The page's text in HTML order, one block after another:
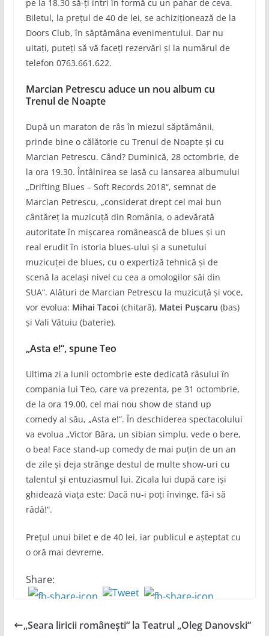
pe la 18.30 să-ți intri în formă cu un pahar de ceva.
Biletul, la prețul de 40 de lei, se achiziționează de la
Doors Club, în săptămâna evenimentului. Dar nu
uitați, puteți să vă faceți rezervări și la numărul de
telefon 0763.661.622.
Marcian Petrescu aduce un nou album cu
Trenul de Noapte
După un maraton de râs în miezul săptămânii,
prinde bine o călătorie cu Trenul de Noapte și cu
Marcian Petrescu. Când? Duminică, 28 octombrie, de
la ora 19.30. Întâlnirea se lasă cu lansarea albumului
„Drifting Blues – Soft Records 2018“, semnat de
Marcian Petrescu, „considerat drept cel mai bun
cântăreț la muzicuță din România, o adevărată
autoritate în mișcarea românească de blues și un
real erudit în istoria blues-ului și a sunetului
muzicuței de blues, cu o expertiză tehnică și de
scenă la același nivel cu cea a omologilor săi din
SUA“. Alături de Marcian Petrescu la muzicuță și voce,
vor evolua: Mihai Tacoi (chitară), Matei Pușcaru (bas)
și Vali Vătuiu (baterie).
„Asta e!“, spune Teo
Ultima zi a lunii octombrie este dedicată râsului în
compania lui Teo, care va prezenta, pe 31 octombrie,
de la ora 19.00, cel mai nou show de stand up
comedy al său, „Asta e!“. În deschiderea spectacolului
va evolua „Victor Băra, un sibian simplu, vede o bere,
o bea! Face stand-up comedy de mai puțin de un an
de zile și deja strânge destul de multe show-uri cu
talentul și entuziasmul lui. Zicala lui după care iși
ghidează viața este: Dacă nu-i poți învinge, fă-i să
râdă!“.
Prețul unui bilet e de 40 lei, iar publicul e așteptat cu
o oră mai devreme.
Share:
„Seara liricii românești“ la Teatrul „Oleg Danovski“